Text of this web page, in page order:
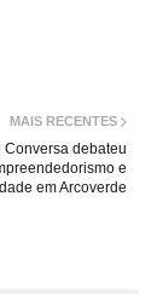
MAIS RECENTES
Conversa debateu
e
em Arcoverde